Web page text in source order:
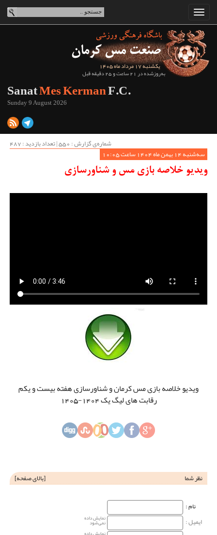
یکشنبه 17 مرداد ماه 1405
به‌روزشده در 21 ساعت و 25 دقیقه قبل
SanatMes KermanF.C.
Sunday 9 August 2026
شماره‌ی گزارش : ‌550 | تعداد بازدید : 487
سه‌شنبه 14 بهمن ماه 1404 ساعت 10:05
ویدیو خلاصه بازی مس و شناورسازی
ویدیو خلاصه بازی مس کرمان و شناورسازی هفته بیست و یکم
رقابت های لیگ یک 1404-1405
نظر شما [بالای صفحه]
نام‌ :
ایمیل :
نمایش داده
نمی‌شود